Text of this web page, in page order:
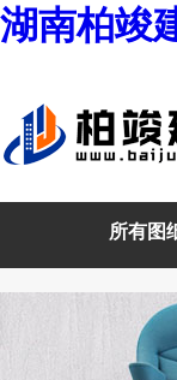
湖南柏竣
所有图